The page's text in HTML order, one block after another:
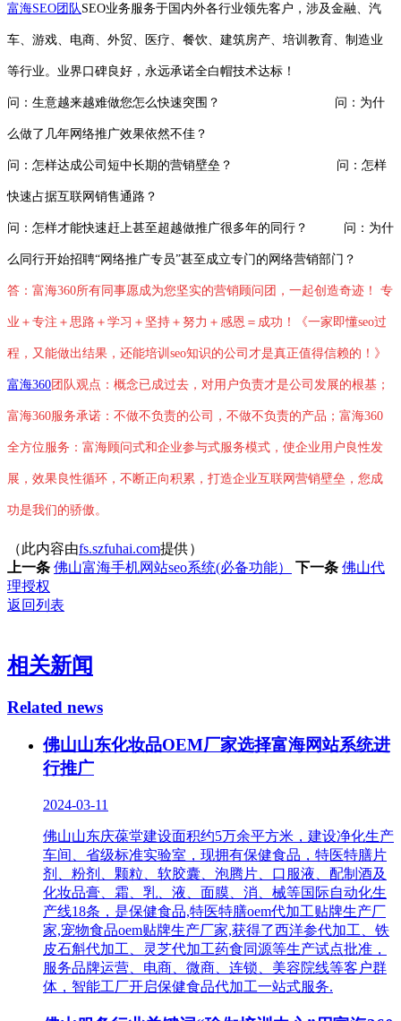
富海SEO团队 SEO业务服务于国内外各行业领先客户，涉及金融、汽
车、游戏、电商、外贸、医疗、餐饮、建筑房产、培训教育、制造业
等行业。业界口碑良好，永远承诺全白帽技术达标！
问：生意越来越难做您怎么快速突围？ 问：为什
么做了几年网络推广效果依然不佳？
问：怎样达成公司短中长期的营销壁垒？ 问：怎样
快速占据互联网销售通路？
问：怎样才能快速赶上甚至超越做推广很多年的同行？ 问：为什
么同行开始招聘“网络推广专员”甚至成立专门的网络营销部门？
答：富海360所有同事愿成为您坚实的营销顾问团，一起创造奇迹！ 专
业＋专注＋思路＋学习＋坚持＋努力＋感恩＝成功！《一家即懂seo过
程，又能做出结果，还能培训seo知识的公司才是真正值得信赖的！》
富海360团队观点：概念已成过去，对用户负责才是公司发展的根基；
富海360服务承诺：不做不负责的公司，不做不负责的产品；富海360
全方位服务：富海顾问式和企业参与式服务模式，使企业用户良性发
展，效果良性循环，不断正向积累，打造企业互联网营销壁垒，您成
功是我们的骄傲。
（此内容由fs.szfuhai.com提供）
上一条 佛山富海手机网站seo系统(必备功能） 下一条 佛山代
理授权
返回列表
相关新闻
Related news
佛山山东化妆品OEM厂家选择富海网站系统进
行推广
2024-03-11
佛山山东庆葆堂建设面积约5万余平方米，建设净化生产
车间、省级标准实验室，现拥有保健食品，特医特膳片
剂、粉剂、颗粒、软胶囊、泡腾片、口服液、配制酒及
化妆品膏、霜、乳、液、面膜、消、械等国际自动化生
产线18条，是保健食品,特医特膳oem代加工贴牌生产厂
家,宠物食品oem贴牌生产厂家,获得了西洋参代加工、铁
皮石斛代加工、灵芝代加工药食同源等生产试点批准，
服务品牌运营、电商、微商、连锁、美容院线等客户群
体，智能工厂开启保健食品代加工一站式服务.